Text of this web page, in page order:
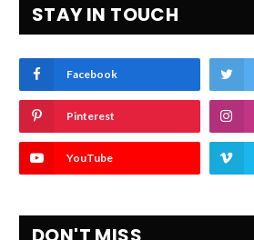
STAY IN TOUCH
Facebook
Pinterest
YouTube